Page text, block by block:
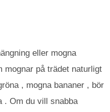
eller mogna
mognar på trädet naturligt
, mogna bananer , bör
. Om du vill snabba